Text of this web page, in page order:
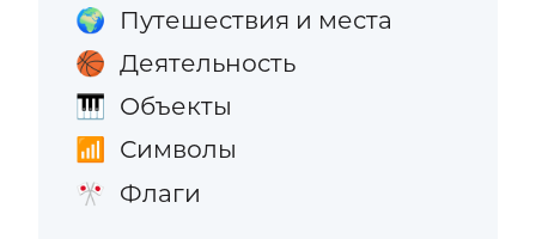
🌍 Путешествия и места
🏀 Деятельность
🎹 Объекты
📶 Символы
🎌 Флаги